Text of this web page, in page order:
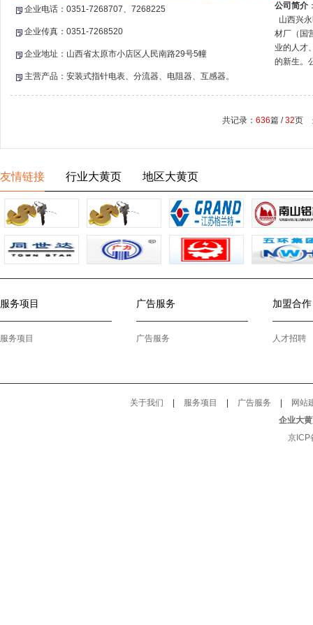
企业电话：0351-7268707、7268225
企业传真：0351-7268520
企业地址：山西省太原市小店区人民南路29号5幢
主营产品：安装式指针电表、分流器、电阻器、互感器。
公司简介
山西兴
材厂（国
业的人才
的新生。
共记录： 636篇 /32页
友情链接 行业大黄页 地区大黄页
服务项目
服务项目
广告服务
广告服务
加盟合作
人才招聘
关于我们 服务项目 广告服务
网站
企业大
京ICP